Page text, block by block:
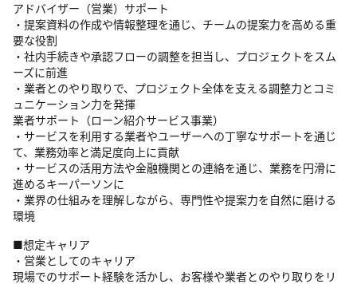
アドバイザー（営業）サポート
・提案資料の作成や情報整理を通じ、チームの提案力を高める重
要な役割
・社内手続きや承認フローの調整を担当し、プロジェクトをスム
ーズに前進
・業者とのやり取りで、プロジェクト全体を支える調整力とコミ
ュニケーション力を発揮
業者サポート（ローン紹介サービス事業）
・サービスを利用する業者やユーザーへの丁寧なサポートを通じ
て、業務効率と満足度向上に貢献
・サービスの活用方法や金融機関との連絡を通じ、業務を円滑に
進めるキーパーソンに
・業界の仕組みを理解しながら、専門性や提案力を自然に磨ける
環境
■想定キャリア
・営業としてのキャリア
現場でのサポート経験を活かし、お客様や業者とのやり取りをリ